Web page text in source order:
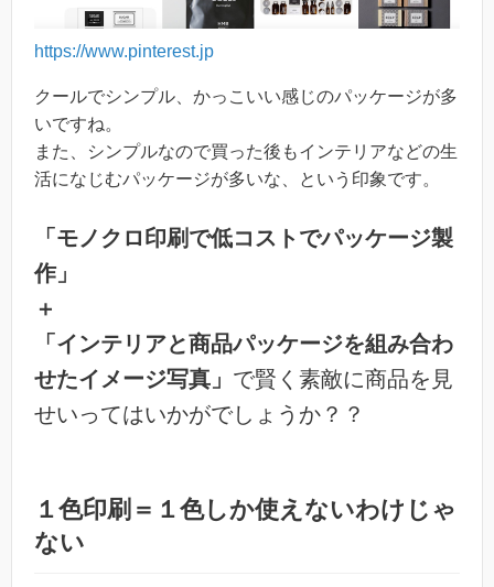
https://www.pinterest.jp
クールでシンプル、かっこいい感じのパッケージが多
いですね。
また、シンプルなので買った後もインテリアなどの生
活になじむパッケージが多いな、という印象です。
「モノクロ印刷で低コストでパッケージ製
作」
＋
「インテリアと商品パッケージを組み合わ
せたイメージ写真」 で賢く素敵に商品を見
せいってはいかがでしょうか？？
１色印刷＝１色しか使えないわけじゃ
ない